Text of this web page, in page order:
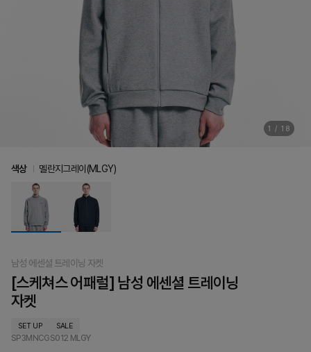
1 / 18
남성 에센셜 트레이닝 자켓
[스케쳐스 어패럴] 남성 에센셜 트레이닝
자켓
SET UP SALE
SP3MNCGS012 MLGY
색상 멜란지그레이(MLGY)